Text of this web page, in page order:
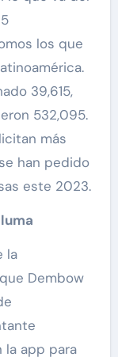
los que
39,615,
532,095.
más
han pedido
este 2023.
la
Dembow
la app para